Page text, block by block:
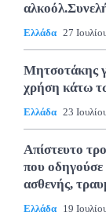
Ελλάδα 27
Μητσοτάκης
χρήση κάτω
Ελλάδα 23
Απίστευτο
που οδηγούσε
ασθενής,
Ελλάδα 19